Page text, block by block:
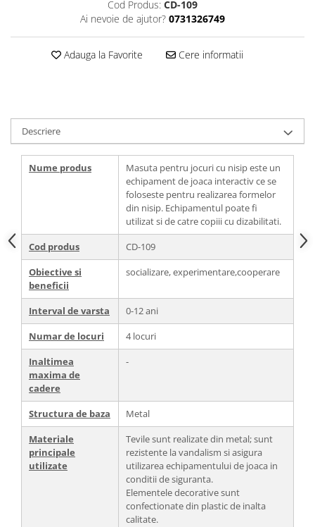
Cod Produs: CD-109
Ai nevoie de ajutor? 0731326749
Adauga la Favorite Cere informatii
Descriere
Nume produs
Masuta pentru jocuri cu nisip este un
echipament de joaca interactiv ce se
foloseste pentru realizarea formelor
din nisip. Echipamentul poate fi
utilizat si de catre copiii cu dizabilitati.
Cod produs
CD-109
Obiective si
beneficii
socializare, experimentare,cooperare
Interval de varsta
0-12 ani
Numar de locuri
4 locuri
Inaltimea
maxima de
cadere
-
Structura de baza
Metal
Materiale
principale
utilizate
Tevile sunt realizate din metal; sunt
rezistente la vandalism si asigura
utilizarea echipamentului de joaca in
conditii de siguranta.
Elementele decorative sunt
confectionate din plastic de inalta
calitate.